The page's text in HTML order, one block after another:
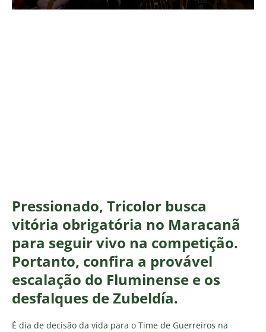
Pressionado, Tricolor busca
vitória obrigatória no Maracanã
para seguir vivo na competição.
Portanto, confira a provável
escalação do Fluminense e os
desfalques de Zubeldía.
É dia de decisão da vida para o Time de Guerreiros na